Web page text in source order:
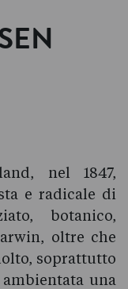
nel 1847,
e radicale di
botanico,
oltre che
soprattutto
una